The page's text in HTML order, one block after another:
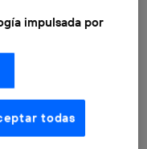
es
impulsada por
tecnología Utiq para
digital o análisis
web(s)
conexión a
una de las
y otorgas tu
todas